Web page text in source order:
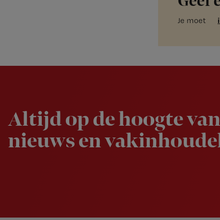
Je moet
Altijd op de hoogte
nieuws en